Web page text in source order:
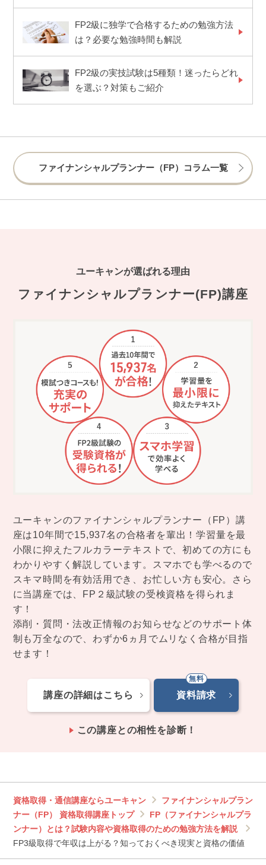
FP2級に独学で合格するための勉強方法
は？必要な勉強時間も解説
FP2級の実技試験は5種類！迷ったらどれ
を選ぶ？対策もご紹介
ファイナンシャルプランナー（FP）コラム一覧
ユーキャンが選ばれる理由
ファイナンシャルプランナー(FP)講座
ユーキャンのファイナンシャルプランナー（FP）講
座は10年間で15,937名の合格者を輩出！学習量を最
小限に抑えたフルカラーテキストで、初めての方にも
わかりやすく解説しています。スマホでも学べるので
スキマ時間を有効活用でき、お忙しい方も安心。さら
に当講座では、FP２級試験の受検資格を得られま
す！
添削・質問・法改正情報のお知らせなどのサポート体
制も万全なので、わずか6ヵ月でムリなく合格が目指
せます！
講座の詳細はこちら 資料請求
この講座との相性を診断！
資格取得・通信講座ならユーキャン
ファイナンシャルプラン
ナー（FP） 資格取得講座トップ
FP（ファイナンシャルプラ
ンナー）とは？試験内容や資格取得のための勉強方法を解説
FP3級取得で年収は上がる？知っておくべき現実と資格の価値